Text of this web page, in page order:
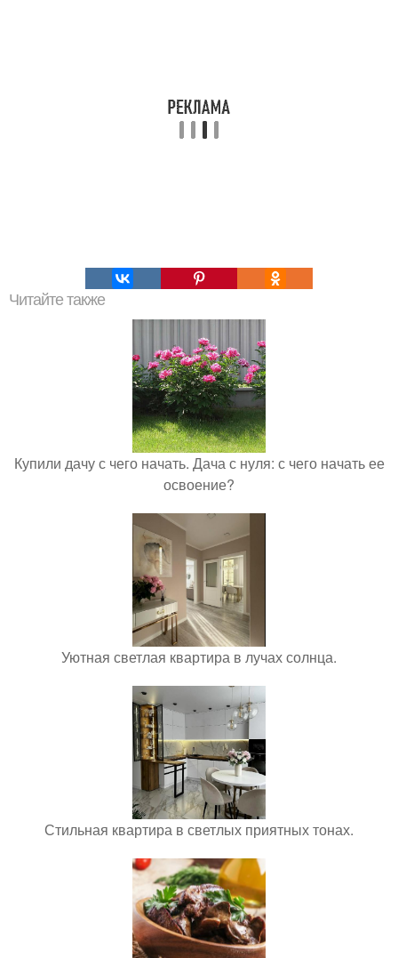
Читайте также
Купили дачу с чего начать. Дача с нуля: с чего начать ее
освоение?
Уютная светлая квартира в лучах солнца.
Стильная квартира в светлых приятных тонах.